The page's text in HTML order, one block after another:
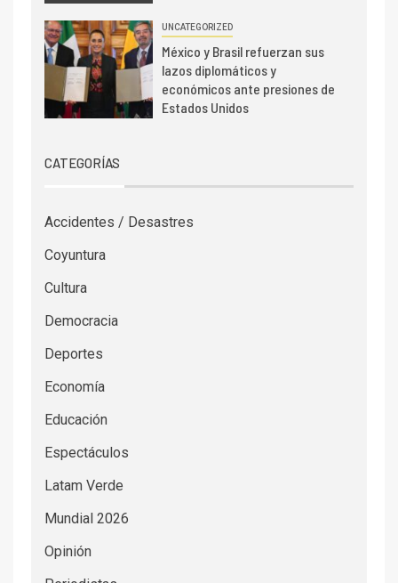
UNCATEGORIZED
México y Brasil refuerzan sus
lazos diplomáticos y
económicos ante presiones de
Estados Unidos
CATEGORÍAS
Accidentes / Desastres
Coyuntura
Cultura
Democracia
Deportes
Economía
Educación
Espectáculos
Latam Verde
Mundial 2026
Opinión